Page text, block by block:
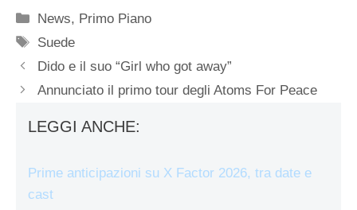
Categorie
News, Primo Piano
Tag
Suede
Dido e il suo “Girl who got away”
Annunciato il primo tour degli Atoms For Peace
LEGGI ANCHE:
Prime anticipazioni su X Factor 2026, tra date e
cast